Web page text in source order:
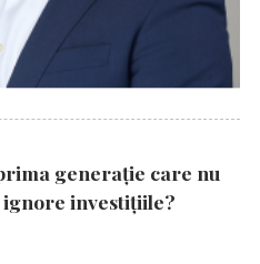
generație care nu
ignore investițiile?